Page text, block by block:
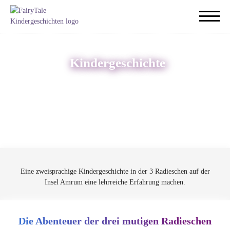
Kindergeschichte
Eine zweisprachige Kindergeschichte in der 3 Radieschen auf der
Insel Amrum eine lehrreiche Erfahrung machen.
Die Abenteuer der drei mutigen Radieschen